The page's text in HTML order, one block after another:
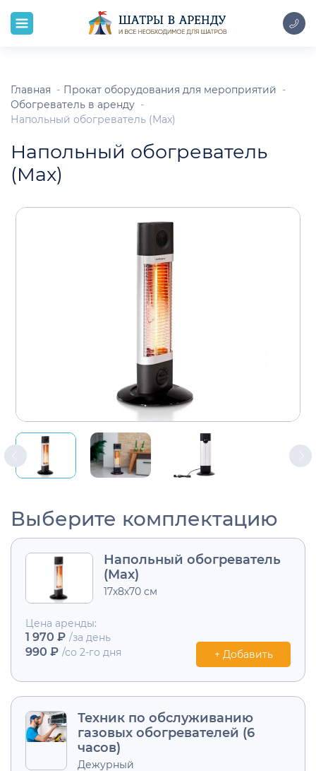
Главная
Прокат оборудования для мероприятий
Обогреватель в аренду
Напольный обогреватель (Max)
Напольный обогреватель
(Max)
Выберите комплектацию
Напольный обогреватель
(Max)
17х8х70 см
Цена аренды:
1 970 ₽ /за день
990 ₽ /со 2-го дня + Добавить
Техник по обслуживанию
газовых обогревателей (6
часов)
Дежурный